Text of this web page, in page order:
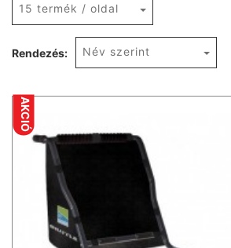
15 termék / oldal
Rendezés: Név szerint
AKCIÓ